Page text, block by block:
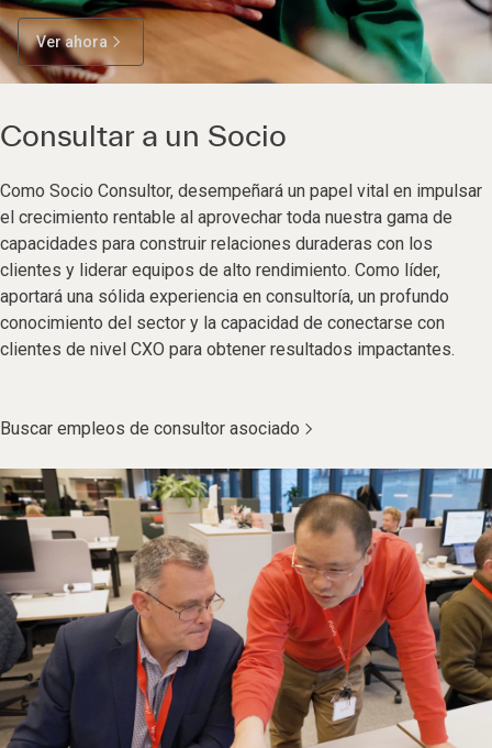
Ver ahora
Consultar a un Socio
Como Socio Consultor, desempeñará un papel vital en impulsar
el crecimiento rentable al aprovechar toda nuestra gama de
capacidades para construir relaciones duraderas con los
clientes y liderar equipos de alto rendimiento. Como líder,
aportará una sólida experiencia en consultoría, un profundo
conocimiento del sector y la capacidad de conectarse con
clientes de nivel CXO para obtener resultados impactantes.
Buscar empleos de consultor asociado